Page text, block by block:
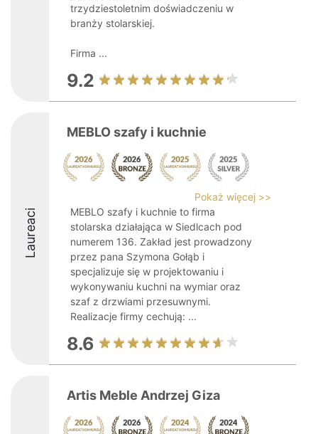
trzydziestoletnim doświadczeniu w
branży stolarskiej.
Firma ...
9.2
Laureaci
MEBLO szafy i kuchnie
Pokaż więcej >>
MEBLO szafy i kuchnie to firma
stolarska działająca w Siedlcach pod
numerem 136. Zakład jest prowadzony
przez pana Szymona Gołąb i
specjalizuje się w projektowaniu i
wykonywaniu kuchni na wymiar oraz
szaf z drzwiami przesuwnymi.
Realizacje firmy cechują: ...
8.6
Artis Meble Andrzej Giza